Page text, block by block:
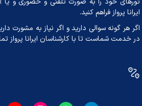
ایرانا پرواز فراهم کنید.
اگر هر گونه سوالی دارید و اگر نیاز به مشورت
در خدمت شماست تا با کارشناسان ایرانا پرواز